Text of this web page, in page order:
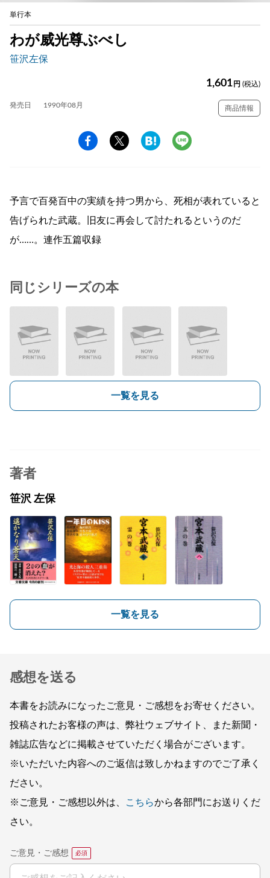
単行本
わが威光尊ぶべし
笹沢左保
1,601 円 (税込)
発売日 1990年08月 商品情報
予言で百発百中の実績を持つ男から、死相が表れていると
告げられた武蔵。旧友に再会して討たれるというのだ
が……。連作五篇収録
同じシリーズの本
一覧を見る
著者
笹沢 左保
一覧を見る
感想を送る
本書をお読みになったご意見・ご感想をお寄せください。
投稿されたお客様の声は、弊社ウェブサイト、また新聞・
雑誌広告などに掲載させていただく場合がございます。
※いただいた内容へのご返信は致しかねますのでご了承く
ださい。
※ご意見・ご感想以外は、
こちらから各部門にお送りくだ
さい。
ご意見・ご感想